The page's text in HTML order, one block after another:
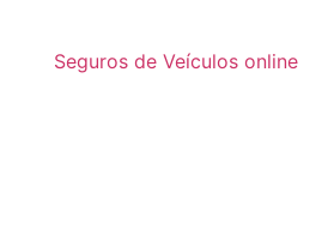
Seguros de Veículos online